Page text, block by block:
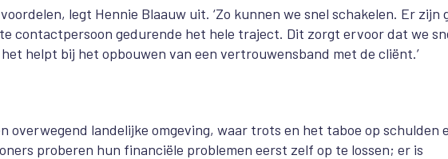
legt Hennie Blaauw uit. ‘Zo kunnen we snel schakelen. Er zijn
contactpersoon gedurende het hele traject. Dit zorgt ervoor dat we
helpt bij het opbouwen van een vertrouwensband met de cliënt.’
overwegend landelijke omgeving, waar trots en het taboe op schulden
proberen hun financiële problemen eerst zelf op te lossen; er is